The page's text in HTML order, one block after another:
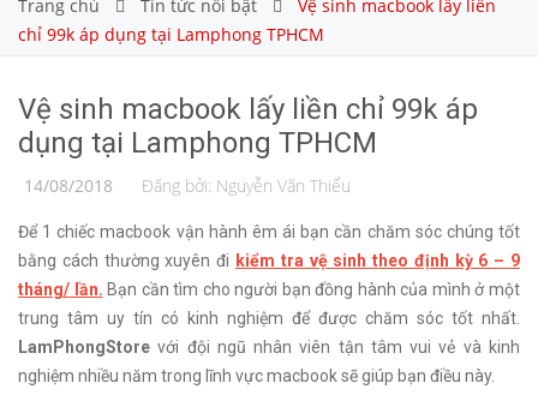
Trang chủ Tin tức nổi bật
Vệ sinh macbook lấy liền
chỉ 99k áp dụng tại Lamphong TPHCM
Vệ sinh macbook lấy liền chỉ 99k áp
dụng tại Lamphong TPHCM
14/08/2018 Đăng bởi: Nguyễn Văn Thiểu
Để 1 chiếc macbook vận hành êm ái bạn cần chăm sóc chúng tốt
bằng cách thường xuyên đi kiểm tra vệ sinh theo định kỳ 6 – 9
tháng/ lần. Bạn cần tìm cho người bạn đồng hành của mình ở một
trung tâm uy tín có kinh nghiệm để được chăm sóc tốt nhất.
LamPhongStore với đội ngũ nhân viên tận tâm vui vẻ và kinh
nghiệm nhiều năm trong lĩnh vực macbook sẽ giúp bạn điều này.